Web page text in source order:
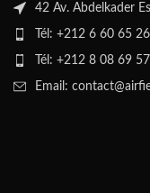
42 Av. Abdelkader
Tél: +212 6 60 65
Tél: +212 8 08 69
Email: